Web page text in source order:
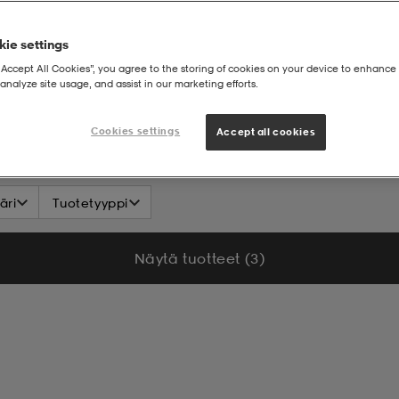
Tuotetyyppi
Näytä tuotteet (3)
settings
All Cookies”, you agree to the storing of cookies on your device to enhance
site usage, and assist in our marketing efforts.
Cookies settings Accept all cookies